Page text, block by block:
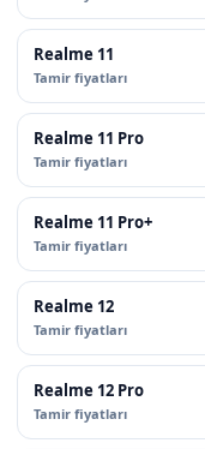
Realme 11
Tamir fiyatları
Realme 11 Pro
Tamir fiyatları
Realme 11 Pro+
Tamir fiyatları
Realme 12
Tamir fiyatları
Realme 12 Pro
Tamir fiyatları